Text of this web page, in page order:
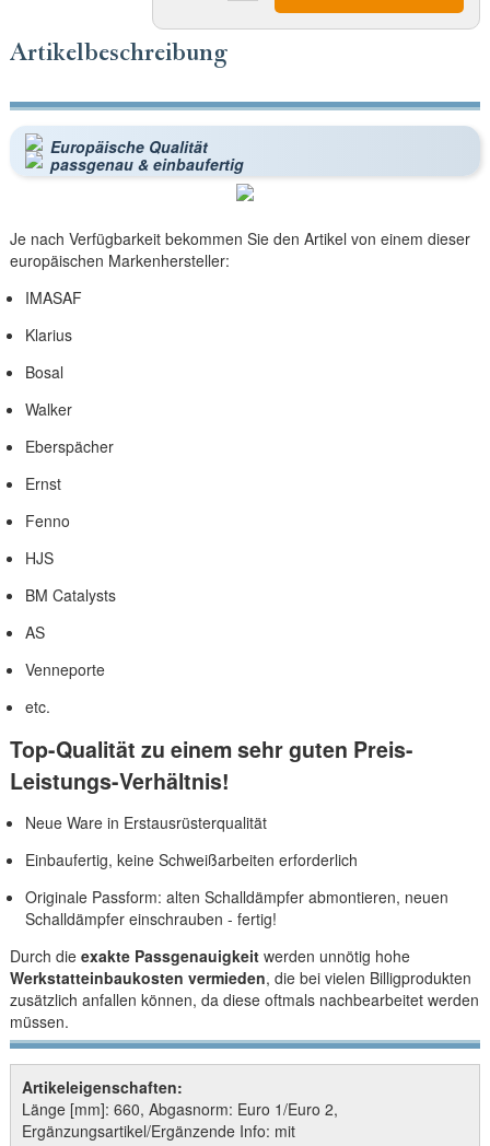
Artikelbeschreibung
Europäische Qualität
passgenau & einbaufertig
Je nach Verfügbarkeit bekommen Sie den Artikel von einem dieser
europäischen Markenhersteller:
IMASAF
Klarius
Bosal
Walker
Eberspächer
Ernst
Fenno
HJS
BM Catalysts
AS
Venneporte
etc.
Top-Qualität zu einem sehr guten Preis-
Leistungs-Verhältnis!
Neue Ware in Erstausrüsterqualität
Einbaufertig, keine Schweißarbeiten erforderlich
Originale Passform: alten Schalldämpfer abmontieren, neuen
Schalldämpfer einschrauben - fertig!
Durch die exakte Passgenauigkeitwerden unnötig hohe
Werkstatteinbaukosten vermieden, die bei vielen Billigprodukten
zusätzlich anfallen können, da diese oftmals nachbearbeitet werden
müssen.
Artikeleigenschaften:
Länge [mm]: 660, Abgasnorm: Euro 1/Euro 2,
Ergänzungsartikel/Ergänzende Info: mit